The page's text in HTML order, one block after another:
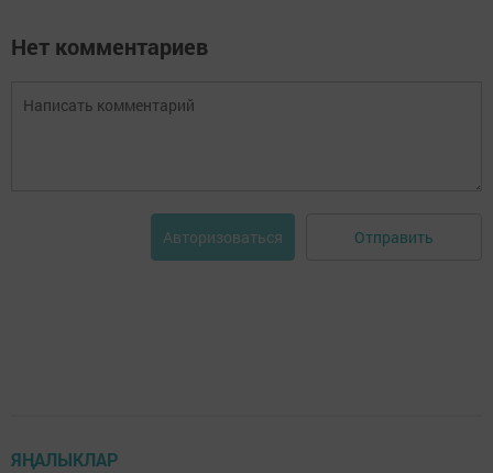
Нет комментариев
Авторизоваться Отправить
ЯҢАЛЫКЛАР